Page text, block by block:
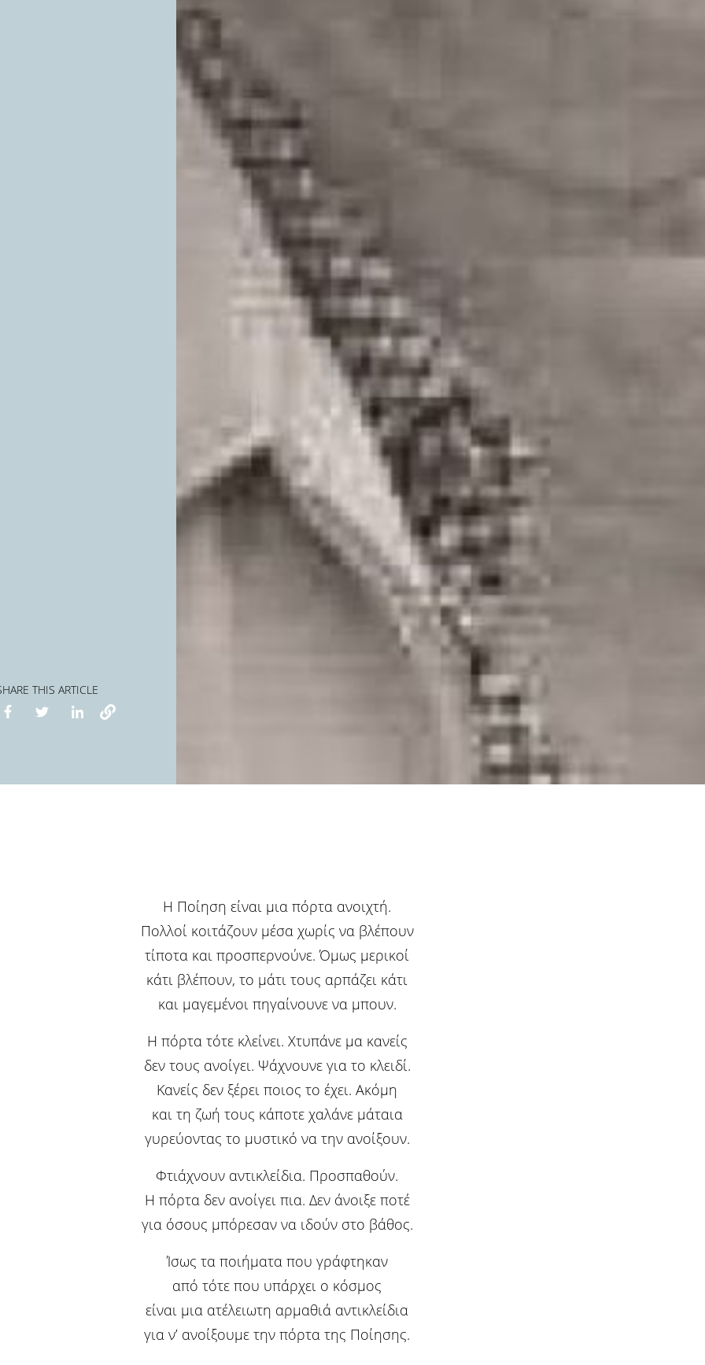
THIS ARTICLE
Η Ποίηση είναι μια πόρτα ανοιχτή.
Πολλοί κοιτάζουν μέσα χωρίς να βλέπουν
τίποτα και προσπερνούνε. Όμως μερικοί
κάτι βλέπουν, το μάτι τους αρπάζει κάτι
και μαγεμένοι πηγαίνουνε να μπουν.
Η πόρτα τότε κλείνει. Χτυπάνε μα κανείς
δεν τους ανοίγει. Ψάχνουνε για το κλειδί.
Κανείς δεν ξέρει ποιος το έχει. Ακόμη
και τη ζωή τους κάποτε χαλάνε μάταια
γυρεύοντας το μυστικό να την ανοίξουν.
Φτιάχνουν αντικλείδια. Προσπαθούν.
Η πόρτα δεν ανοίγει πια. Δεν άνοιξε ποτέ
για όσους μπόρεσαν να ιδούν στο βάθος.
Ίσως τα ποιήματα που γράφτηκαν
από τότε που υπάρχει ο κόσμος
είναι μια ατέλειωτη αρμαθιά αντικλείδια
για ν’ ανοίξουμε την πόρτα της Ποίησης.